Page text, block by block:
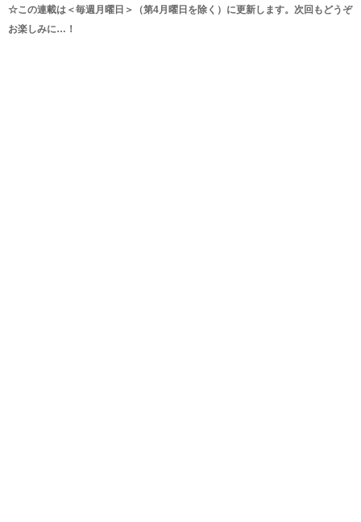
☆この連載は＜毎週月曜日＞（第4月曜日を除く）に更新します。次回もどうぞ
お楽しみに…！